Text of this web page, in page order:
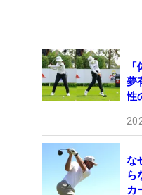
夢
性
な
ら
カ